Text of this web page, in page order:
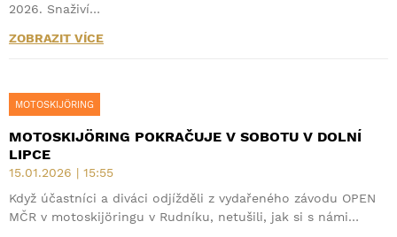
2026. Snaživí…
ZOBRAZIT VÍCE
MOTOSKIJÖRING
MOTOSKIJÖRING POKRAČUJE V SOBOTU V DOLNÍ
LIPCE
15.01.2026 | 15:55
Když účastníci a diváci odjížděli z vydařeného závodu OPEN
MČR v motoskijöringu v Rudníku, netušili, jak si s námi…